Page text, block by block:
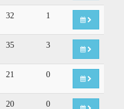
32 1
35 3
21 0
20 0